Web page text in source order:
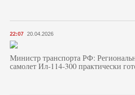
22:07 20.04.2026
Министр транспорта РФ:
самолет Ил-114-300 практически